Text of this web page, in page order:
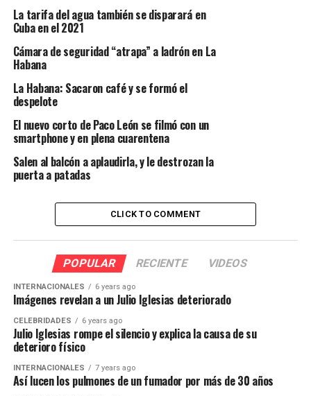
La tarifa del agua también se disparará en
Cuba en el 2021
Cámara de seguridad “atrapa” a ladrón en La
Habana
La Habana: Sacaron café y se formó el
despelote
El nuevo corto de Paco León se filmó con un
smartphone y en plena cuarentena
Salen al balcón a aplaudirla, y le destrozan la
puerta a patadas
CLICK TO COMMENT
POPULAR RECIENTE VIDEOS
INTERNACIONALES 6 years ago
Imágenes revelan a un Julio Iglesias deteriorado
CELEBRIDADES 6 years ago
Julio Iglesias rompe el silencio y explica la causa de su
deterioro físico
INTERNACIONALES 7 years ago
Así lucen los pulmones de un fumador por más de 30 años